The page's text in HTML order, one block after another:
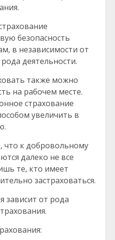
безопасность
в независимости от
деятельности.
также можно
на рабочем месте.
страхование
увеличить в
что к добровольному
далеко не все
те, кто имеет
застраховаться.
зависит от рода